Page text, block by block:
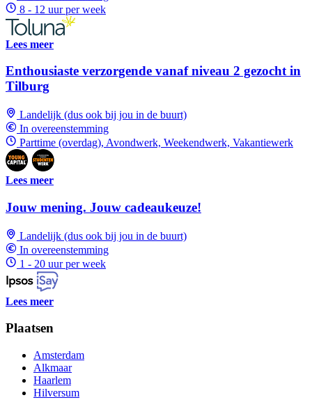
8 - 12 uur per week
Lees meer
Enthousiaste verzorgende vanaf niveau 2 gezocht in
Tilburg
Landelijk (dus ook bij jou in de buurt)
In overeenstemming
Parttime (overdag), Avondwerk, Weekendwerk, Vakantiewerk
Lees meer
Jouw mening. Jouw cadeaukeuze!
Landelijk (dus ook bij jou in de buurt)
In overeenstemming
1 - 20 uur per week
Lees meer
Plaatsen
Amsterdam
Alkmaar
Haarlem
Hilversum